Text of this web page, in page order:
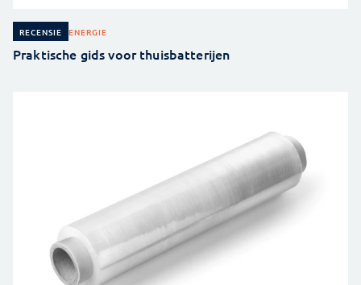
RECENSIE ENERGIE
Praktische gids voor thuisbatterijen